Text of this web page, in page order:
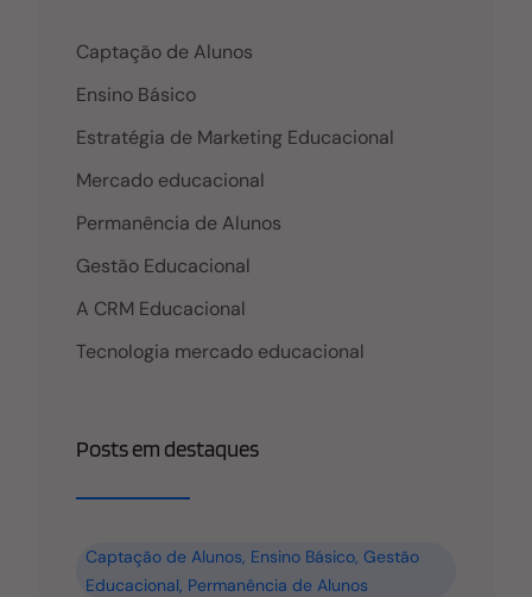
Captação de Alunos
Ensino Básico
Estratégia de Marketing Educacional
Mercado educacional
Permanência de Alunos
Gestão Educacional
A CRM Educacional
Tecnologia mercado educacional
Posts em destaques
Captação de Alunos, Ensino Básico,Gestão
Educacional, Permanência de Alunos